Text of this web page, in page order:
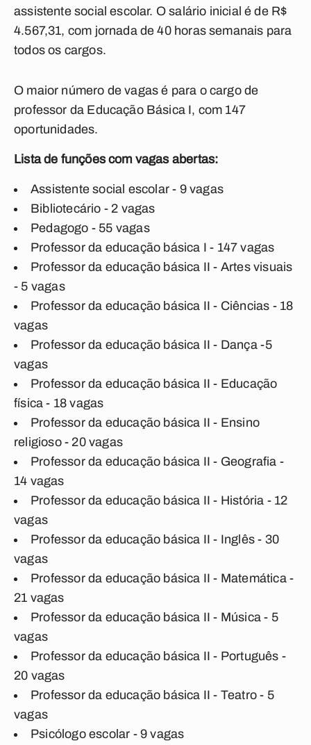
assistente social escolar. O salário inicial é de R$
4.567,31, com jornada de 40 horas semanais para
todos os cargos.
O maior número de vagas é para o cargo de
professor da Educação Básica I, com 147
oportunidades.
Lista de funções com vagas abertas:
Assistente social escolar - 9 vagas
Bibliotecário - 2 vagas
Pedagogo - 55 vagas
Professor da educação básica I - 147 vagas
Professor da educação básica II - Artes visuais
- 5 vagas
Professor da educação básica II - Ciências - 18
vagas
Professor da educação básica II - Dança -5
vagas
Professor da educação básica II - Educação
física - 18 vagas
Professor da educação básica II - Ensino
religioso - 20 vagas
Professor da educação básica II - Geografia -
14 vagas
Professor da educação básica II - História - 12
vagas
Professor da educação básica II - Inglês - 30
vagas
Professor da educação básica II - Matemática -
21 vagas
Professor da educação básica II - Música - 5
vagas
Professor da educação básica II - Português -
20 vagas
Professor da educação básica II - Teatro - 5
vagas
Psicólogo escolar - 9 vagas